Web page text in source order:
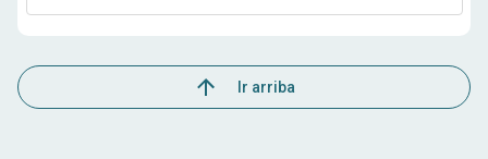
Ir arriba